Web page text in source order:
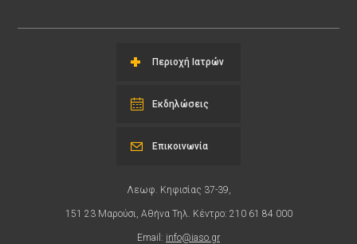
Περιοχή Ιατρών
Εκδηλώσεις
Λεωφ. Κηφισίας 37-39,
151 23 Μαρούσι, Αθήνα Τηλ. Κέντρο: 210 61 84 000
Email: info@iaso.gr
Επικοινωνία